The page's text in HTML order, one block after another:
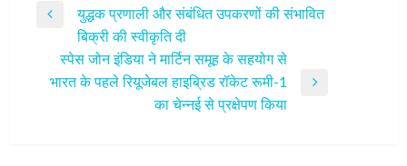
नेविगेशन
Previous
युद्धक प्रणाली और संबंधित उपकरणों की संभावित
बिक्री की स्वीकृति दी
स्‍पेस जोन इंडिया ने मार्टिन समूह के सहयोग से
भारत के पहले रियूजेबल हाइब्रिड रॉकेट रूमी-1
का चेन्‍नई से प्रक्षेपण किया